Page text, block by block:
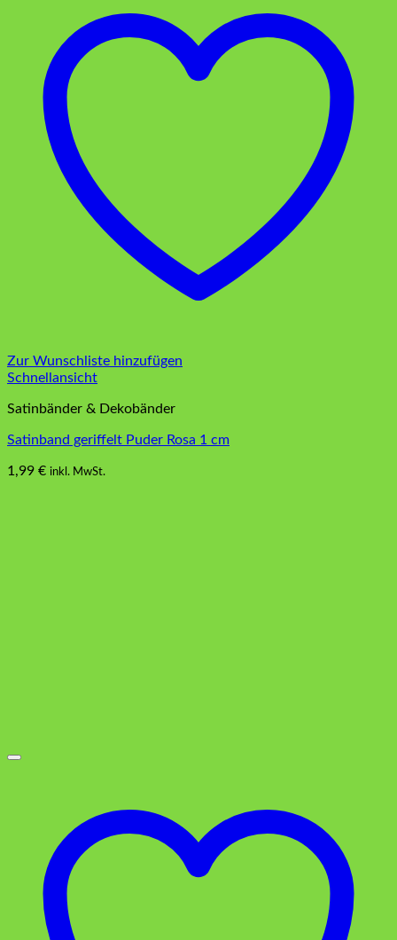
Zur Wunschliste hinzufügen
Schnellansicht
Satinbänder & Dekobänder
Satinband geriffelt Puder Rosa 1 cm
1,99 € inkl. MwSt.